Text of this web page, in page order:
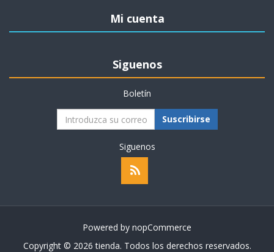
Mi cuenta
Siguenos
Boletín
Suscribirse
Siguenos
Powered by nopCommerce
Copyright © 2026 tienda. Todos los derechos reservados.